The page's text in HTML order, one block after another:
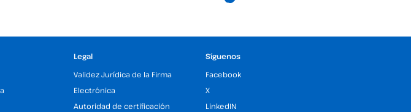
Legal
Validez Jurídica de la Firma
Electrónica
Autoridad de certificación
Síguenos
Facebook
X
LinkedIN